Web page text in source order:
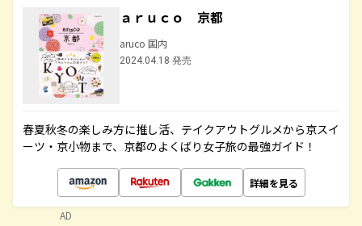
ａｒｕｃｏ 京都
aruco 国内
2024.04.18 発売
春夏秋冬の楽しみ方に推し活、テイクアウトグルメから京スイ
ーツ・京小物まで、京都のよくばり女子旅の最強ガイド！
詳細を見る
AD